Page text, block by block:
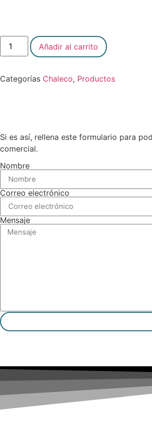
Añadir al carrito
Categorías Chaleco, Productos
Si es así, rellena este formulario para
comercial.
Nombre
Correo electrónico
Mensaje